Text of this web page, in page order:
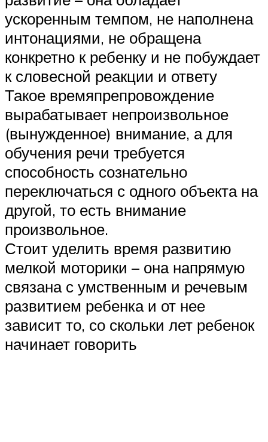
ускоренным темпом, не наполнена
интонациями, не обращена
конкретно к ребенку и не побуждает
к словесной реакции и ответу
Такое времяпрепровождение
вырабатывает непроизвольное
(вынужденное) внимание, а для
обучения речи требуется
способность сознательно
переключаться с одного объекта на
другой, то есть внимание
произвольное.
Стоит уделить время развитию
мелкой моторики – она напрямую
связана с умственным и речевым
развитием ребенка и от нее
зависит то, со скольки лет ребенок
начинает говорить